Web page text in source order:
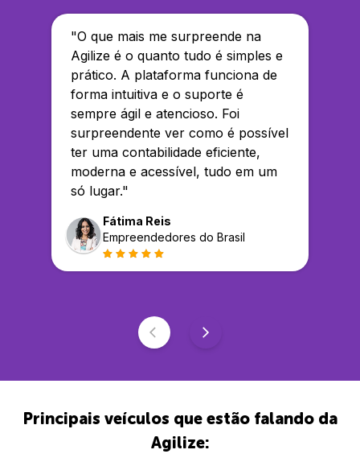
"O que mais me surpreende na
Agilize é o quanto tudo é simples e
prático. A plataforma funciona de
forma intuitiva e o suporte é
sempre ágil e atencioso. Foi
surpreendente ver como é possível
ter uma contabilidade eficiente,
moderna e acessível, tudo em um
só lugar."
Fátima Reis
Empreendedores do Brasil
Principais veículos que estão falando da
Agilize: